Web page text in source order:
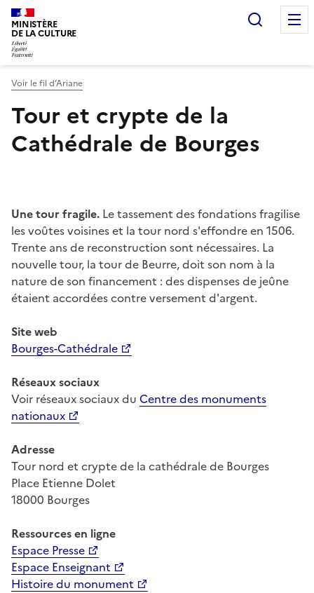
MINISTÈRE
DE LA CULTURE
Voir le fil d’Ariane
Tour et crypte de la
Cathédrale de Bourges
Une tour fragile. Le tassement des fondations fragilise
les voûtes voisines et la tour nord s'effondre en 1506.
Trente ans de reconstruction sont nécessaires. La
nouvelle tour, la tour de Beurre, doit son nom à la
nature de son financement : des dispenses de jeûne
étaient accordées contre versement d'argent.
Site web
Bourges-Cathédrale
Réseaux sociaux
Voir réseaux sociaux du Centre des monuments
nationaux
Adresse
Tour nord et crypte de la cathédrale de Bourges
Place Etienne Dolet
18000 Bourges
Ressourcesen ligne
Espace Presse
Espace Enseignant
Histoire du monument